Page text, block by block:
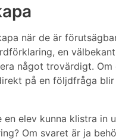
när de är
en
något trovärdigt.
på en följdfråga
elev kunna klistra
Om svaret är ja